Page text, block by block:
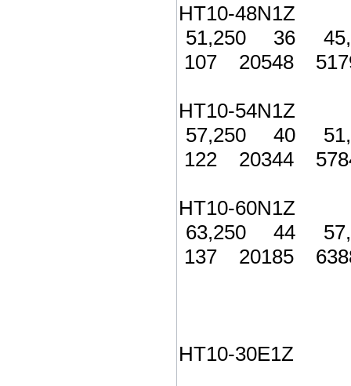
HT10-
51,250 36
107 20548
HT10-
57,250 40
122 20344
HT10-60N1Z
63,250 44
137 20185
HT10-30E1Z